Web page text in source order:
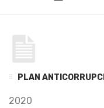
PLAN
2020